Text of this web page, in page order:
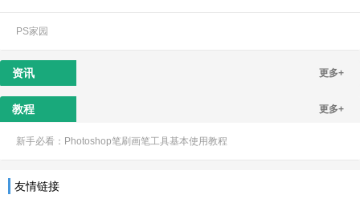
PS家园
资讯 更多+
教程 更多+
新手必看：Photoshop笔刷画笔工具基本使用教程
友情链接